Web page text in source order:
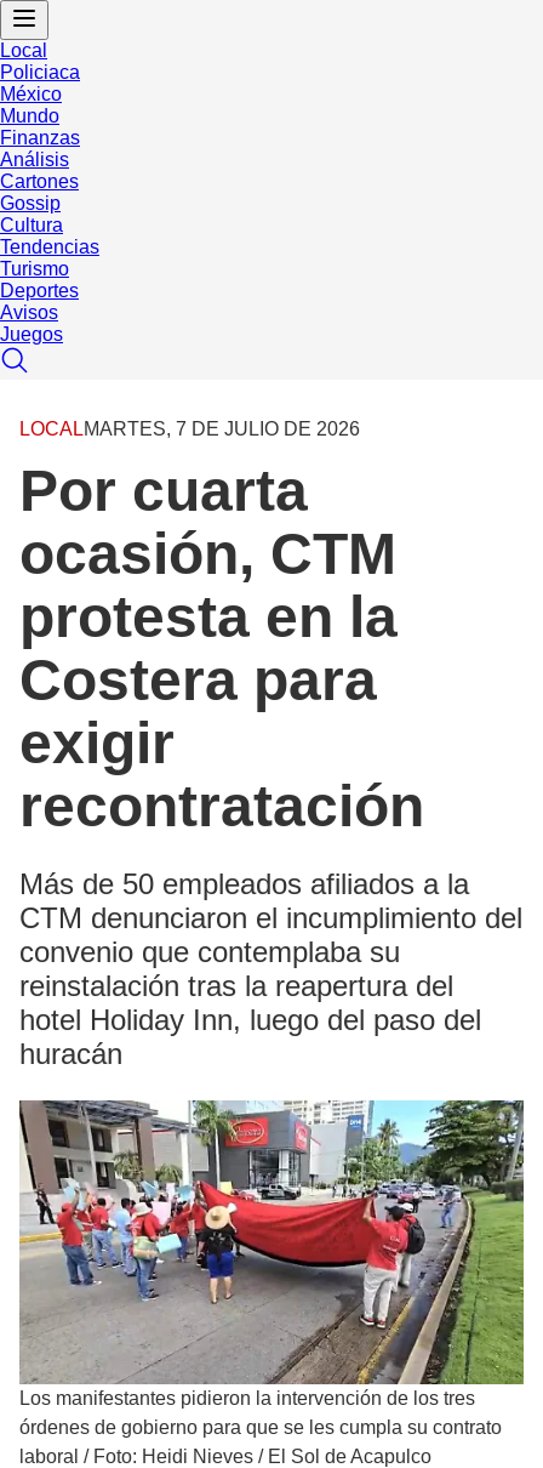
Local
Policiaca
México
Mundo
Finanzas
Análisis
Cartones
Gossip
Cultura
Tendencias
Turismo
Deportes
Avisos
Juegos
LOCALMARTES, 7 DE JULIO DE 2026
Por cuarta
ocasión, CTM
protesta en la
Costera para
exigir
recontratación
Más de 50 empleados afiliados a la
CTM denunciaron el incumplimiento del
convenio que contemplaba su
reinstalación tras la reapertura del
hotel Holiday Inn, luego del paso del
huracán
Los manifestantes pidieron la intervención de los tres
órdenes de gobierno para que se les cumpla su contrato
laboral / Foto: Heidi Nieves / El Sol de Acapulco